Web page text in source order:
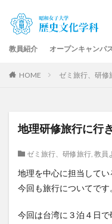
教員紹介 オープンキャンパ
HOME ゼミ旅行、研修
地理研修旅行に行
ゼミ旅行、研修旅行, 教員
地理を中心に担当してい
今回も旅行についてです
今回は台湾に３泊４日